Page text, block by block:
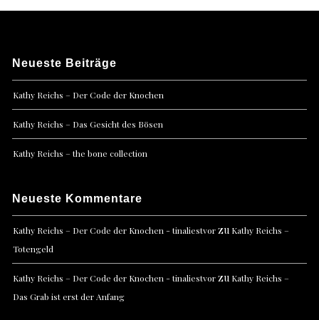
Neueste Beiträge
Kathy Reichs – Der Code der Knochen
Kathy Reichs – Das Gesicht des Bösen
Kathy Reichs – the bone collection
Neueste Kommentare
Kathy Reichs – Der Code der Knochen - tinaliestvorzu Kathy Reichs –
Totengeld
Kathy Reichs – Der Code der Knochen - tinaliestvorzu Kathy Reichs –
Das Grab ist erst der Anfang